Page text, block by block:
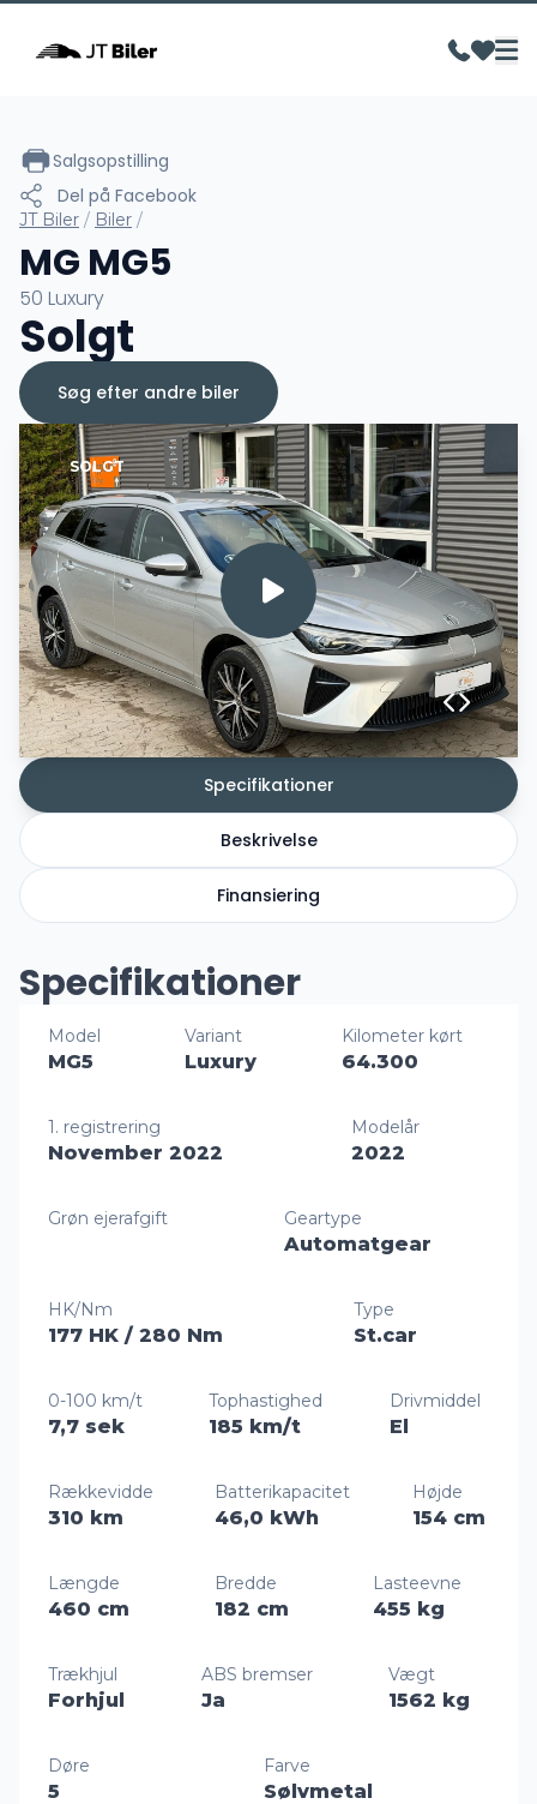
SOLGT
Specifikationer
Beskrivelse
Finansiering
Specifikationer
Model
MG5
Variant
Luxury
Kilometer kørt
64.300
1. registrering
November 2022
Modelår
2022
Grøn ejerafgift Geartype
Automatgear
HK/Nm
177 HK / 280 Nm
Type
St.car
0-100 km/t
7,7 sek
Tophastighed
185 km/t
Drivmiddel
El
Rækkevidde
310 km
Batterikapacitet
46,0 kWh
Højde
154 cm
Længde
460 cm
Bredde
182 cm
Lasteevne
455 kg
Trækhjul
Forhjul
ABS bremser
Ja
Vægt
1562 kg
Døre
5
Farve
Sølvmetal
Salgsopstilling
Del på Facebook
JT Biler / Biler /
MG MG5
50 Luxury
Solgt
Søg efter andre biler